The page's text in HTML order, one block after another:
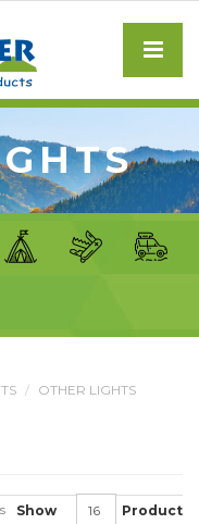
OTHER LIGHTS
Show Product